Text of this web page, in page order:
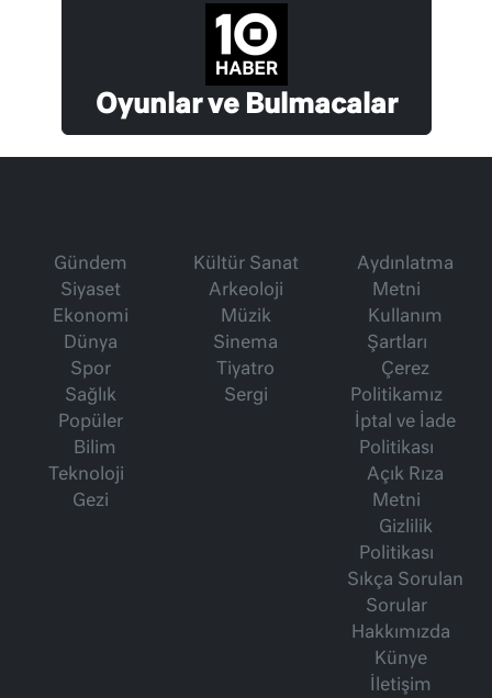
Oyunlar ve Bulmacalar
Gündem
Siyaset
Ekonomi
Dünya
Spor
Sağlık
Popüler
Bilim
Teknoloji
Gezi
Kültür Sanat
Arkeoloji
Müzik
Sinema
Tiyatro
Sergi
Aydınlatma
Metni
Kullanım
Şartları
Çerez
Politikamız
İptal ve İade
Politikası
Açık Rıza
Metni
Gizlilik
Politikası
Sıkça Sorulan
Sorular
Hakkımızda
Künye
İletişim